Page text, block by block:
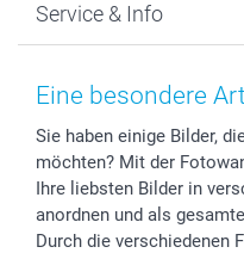
Fotoabzüge, Fotos als
Zubehör & Material
Sticker & Etiketten
Geschenk-Gutscheine
Datenschutz
AGB
Presse
Partnerprogramme
Investor Relations
B2B smartbusiness
Neujahr
Muttertag
Kommunion &
Hochzeit
Geburtstag
Geburt
Service & Info
Anmelden /Registrieren
Lieferfristen
72h Lieferung
Zahlungsmöglichkeiten
Sitemap
Eine besondere
Sie haben einige Bilder,
möchten? Mit der
Ihre liebsten Bilder in
anordnen und als
Durch die verschiedenen